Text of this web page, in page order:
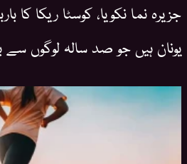
جزیرہ نما نکویا، کوسٹا ریکا کا
یونان ہیں جو صد سالہ لوگوں